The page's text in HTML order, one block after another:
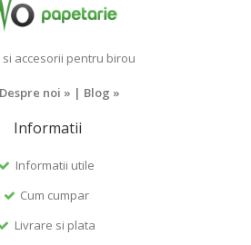
si accesorii pentru birou
Despre noi » | Blog »
Informatii
Informatii utile
Cum cumpar
Livrare si plata